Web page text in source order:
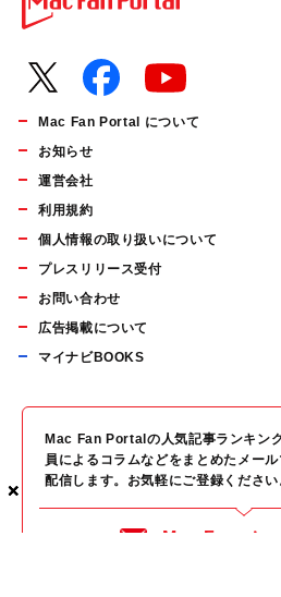
×
×
×
Mac Fan Portal について
お知らせ
運営会社
利用規約
個人情報の取り扱いについて
プレスリリース受付
お問い合わせ
広告掲載について
マイナビBOOKS
Mac Fan Portalの人気記事ランキン
員によるコラムなどをまとめたメー
配信します。お気軽にご登録ください
Mac Fan メー